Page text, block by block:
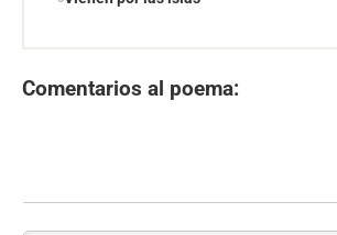
Comentarios al poema: